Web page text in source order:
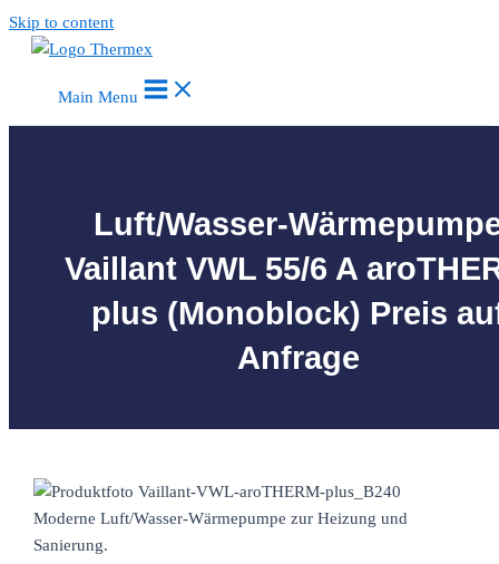
Skip to content
Main Menu
Luft/Wasser-
Vaillant VWL 55/6 A
plus (Monoblock) Preis
Anfrage
Moderne Luft/Wasser-Wärmepumpe zur Heizung und
Sanierung.